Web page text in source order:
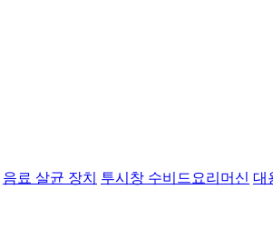
음료 살균 장치 투시창 수비드요리머신 대